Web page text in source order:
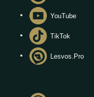
YouTube
TikTok
Lesvos.Pro